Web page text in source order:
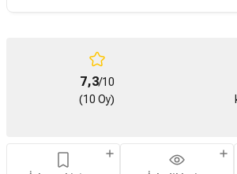
7,3/10
(10 Oy)